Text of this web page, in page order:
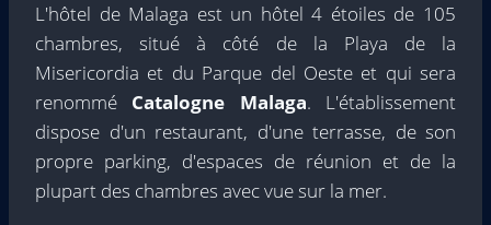
L'hôtel de Malaga est un hôtel 4 étoiles de 105
chambres, situé à côté de la Playa de la
Misericordia et du Parque del Oeste et qui sera
renommé Catalogne Malaga. L'établissement
dispose d'un restaurant, d'une terrasse, de son
propre parking, d'espaces de réunion et de la
plupart des chambres avec vue sur la mer.